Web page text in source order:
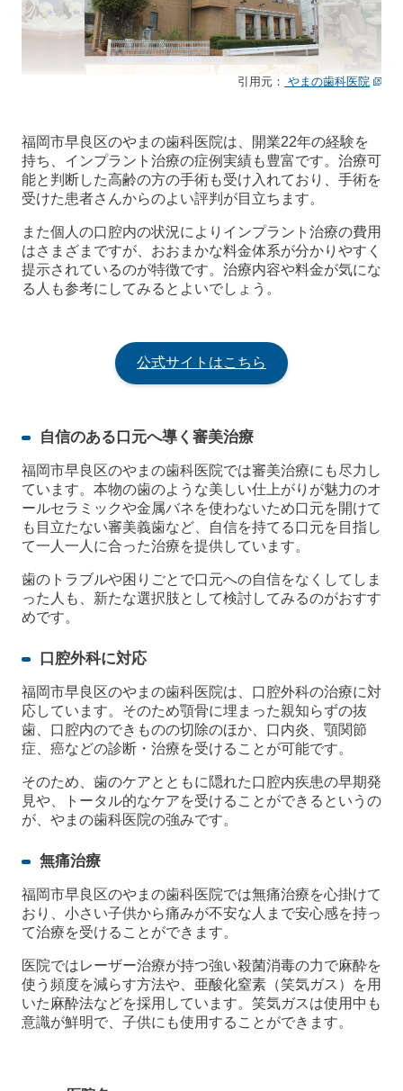
引用元： やまの歯科医院
福岡市早良区のやまの歯科医院は、開業22年の経験を
持ち、インプラント治療の症例実績も豊富です。治療可
能と判断した高齢の方の手術も受け入れており、手術を
受けた患者さんからのよい評判が目立ちます。
また個人の口腔内の状況によりインプラント治療の費用
はさまざまですが、おおまかな料金体系が分かりやすく
提示されているのが特徴です。治療内容や料金が気にな
る人も参考にしてみるとよいでしょう。
公式サイトはこちら
自信のある口元へ導く審美治療
福岡市早良区のやまの歯科医院では審美治療にも尽力し
ています。本物の歯のような美しい仕上がりが魅力のオ
ールセラミックや金属バネを使わないため口元を開けて
も目立たない審美義歯など、自信を持てる口元を目指し
て一人一人に合った治療を提供しています。
歯のトラブルや困りごとで口元への自信をなくしてしま
った人も、新たな選択肢として検討してみるのがおすす
めです。
口腔外科に対応
福岡市早良区のやまの歯科医院は、口腔外科の治療に対
応しています。そのため顎骨に埋まった親知らずの抜
歯、口腔内のできものの切除のほか、口内炎、顎関節
症、癌などの診断・治療を受けることが可能です。
そのため、歯のケアとともに隠れた口腔内疾患の早期発
見や、トータル的なケアを受けることができるというの
が、やまの歯科医院の強みです。
無痛治療
福岡市早良区のやまの歯科医院では無痛治療を心掛けて
おり、小さい子供から痛みが不安な人まで安心感を持っ
て治療を受けることができます。
医院ではレーザー治療が持つ強い殺菌消毒の力で麻酔を
使う頻度を減らす方法や、亜酸化窒素（笑気ガス）を用
いた麻酔法などを採用しています。笑気ガスは使用中も
意識が鮮明で、子供にも使用することができます。